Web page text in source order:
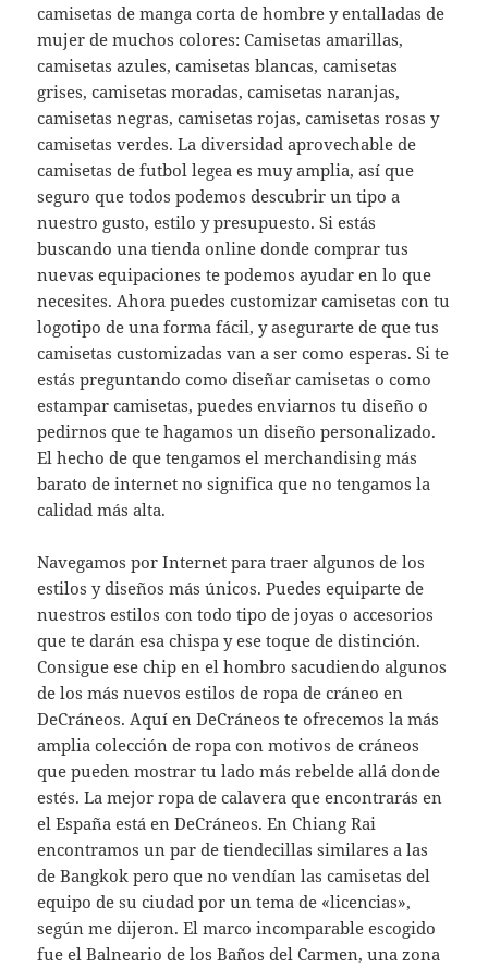
camisetas de manga corta de hombre y entalladas de
mujer de muchos colores: Camisetas amarillas,
camisetas azules, camisetas blancas, camisetas
grises, camisetas moradas, camisetas naranjas,
camisetas negras, camisetas rojas, camisetas rosas y
camisetas verdes. La diversidad aprovechable de
camisetas de futbol legea es muy amplia, así que
seguro que todos podemos descubrir un tipo a
nuestro gusto, estilo y presupuesto. Si estás
buscando una tienda online donde comprar tus
nuevas equipaciones te podemos ayudar en lo que
necesites. Ahora puedes customizar camisetas con tu
logotipo de una forma fácil, y asegurarte de que tus
camisetas customizadas van a ser como esperas. Si te
estás preguntando como diseñar camisetas o como
estampar camisetas, puedes enviarnos tu diseño o
pedirnos que te hagamos un diseño personalizado.
El hecho de que tengamos el merchandising más
barato de internet no significa que no tengamos la
calidad más alta.
Navegamos por Internet para traer algunos de los
estilos y diseños más únicos. Puedes equiparte de
nuestros estilos con todo tipo de joyas o accesorios
que te darán esa chispa y ese toque de distinción.
Consigue ese chip en el hombro sacudiendo algunos
de los más nuevos estilos de ropa de cráneo en
DeCráneos. Aquí en DeCráneos te ofrecemos la más
amplia colección de ropa con motivos de cráneos
que pueden mostrar tu lado más rebelde allá donde
estés. La mejor ropa de calavera que encontrarás en
el España está en DeCráneos. En Chiang Rai
encontramos un par de tiendecillas similares a las
de Bangkok pero que no vendían las camisetas del
equipo de su ciudad por un tema de «licencias»,
según me dijeron. El marco incomparable escogido
fue el Balneario de los Baños del Carmen, una zona